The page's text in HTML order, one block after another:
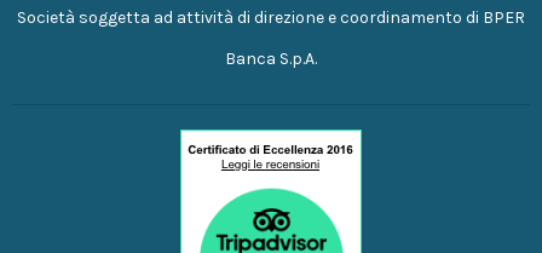
Società soggetta ad attività di direzione e coordinamento di BPER
Banca S.p.A.